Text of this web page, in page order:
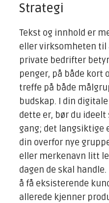
Strategi
Tekst og innhold er
eller virksomheten til
private bedrifter
penger, på både kort
treffe på både
budskap. I din
dette er, bør du
gang; det langsiktige
din overfor nye
eller merkenavn litt
dagen de skal
å få eksisterende
allerede kjenner